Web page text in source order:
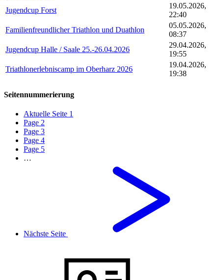
Jugendcup Forst
19.05.2026,
22:40
Familienfreundlicher Triathlon und Duathlon
05.05.2026,
08:37
Jugendcup Halle / Saale 25.-26.04.2026
29.04.2026,
19:55
Triathlonerlebniscamp im Oberharz 2026
19.04.2026,
19:38
Seitennummerierung
Aktuelle Seite 1
Page 2
Page 3
Page 4
Page 5
…
Nächste Seite